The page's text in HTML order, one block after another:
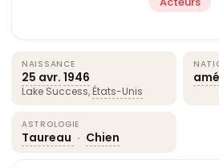
NAISSANCE
25 avr. 1946
Lake Success, États-Unis
ASTROLOGIE
Taureau · Chien